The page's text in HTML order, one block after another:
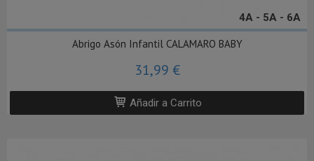
4A - 5A - 6A
Abrigo Asón Infantil CALAMARO BABY
31,99 €
Añadir a Carrito